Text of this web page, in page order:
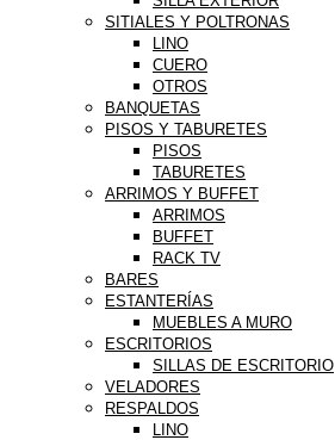
SITIALES Y POLTRONAS
LINO
CUERO
OTROS
BANQUETAS
PISOS Y TABURETES
PISOS
TABURETES
ARRIMOS Y BUFFET
ARRIMOS
BUFFET
RACK TV
BARES
ESTANTERÍAS
MUEBLES A MURO
ESCRITORIOS
SILLAS DE ESCRITORIO
VELADORES
RESPALDOS
LINO